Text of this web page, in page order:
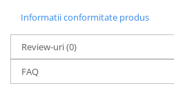
Informatii conformitate produs
Review-uri(0)
FAQ